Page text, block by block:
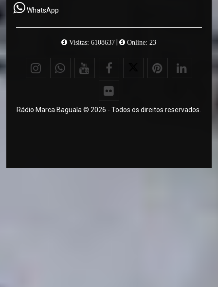
WhatsApp
Visitas: 6108637 | Online: 23
Rádio Marca Baguala © 2026 - Todos os direitos reservados.